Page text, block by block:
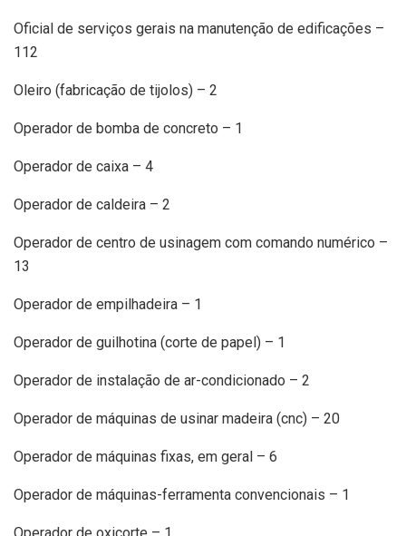
Oficial de serviços gerais na manutenção de edificações –
112
Oleiro (fabricação de tijolos) – 2
Operador de bomba de concreto – 1
Operador de caixa – 4
Operador de caldeira – 2
Operador de centro de usinagem com comando numérico –
13
Operador de empilhadeira – 1
Operador de guilhotina (corte de papel) – 1
Operador de instalação de ar-condicionado – 2
Operador de máquinas de usinar madeira (cnc) – 20
Operador de máquinas fixas, em geral – 6
Operador de máquinas-ferramenta convencionais – 1